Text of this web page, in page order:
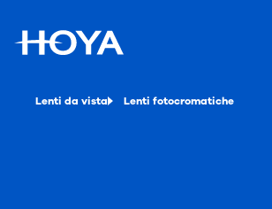
Lenti da vista Lenti fotocromatiche